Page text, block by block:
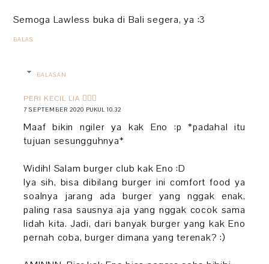
Semoga Lawless buka di Bali segera, ya :3
BALAS
BALASAN
PERI KECIL LIA 🧚🏻‍♀️
7 SEPTEMBER 2020 PUKUL 10.32
Maaf bikin ngiler ya kak Eno :p *padahal itu
tujuan sesungguhnya*
Widih! Salam burger club kak Eno :D
Iya sih, bisa dibilang burger ini comfort food ya
soalnya jarang ada burger yang nggak enak,
paling rasa sausnya aja yang nggak cocok sama
lidah kita. Jadi, dari banyak burger yang kak Eno
pernah coba, burger dimana yang terenak? :)